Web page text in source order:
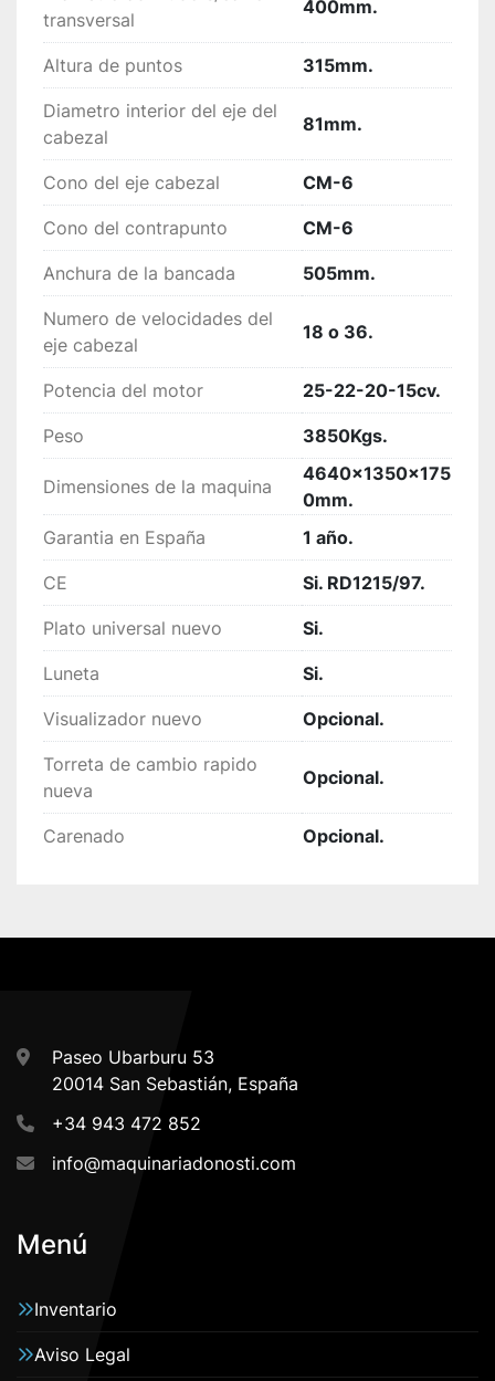
transversal
400mm.
Altura de puntos 315mm.
Diametro interior del eje del
cabezal
81mm.
Cono del eje cabezal CM-6
Cono del contrapunto CM-6
Anchura de la bancada 505mm.
Numero de velocidades del
eje cabezal
18 o 36.
Potencia del motor 25-22-20-15cv.
Peso 3850Kgs.
Dimensiones de la maquina
4640x1350x175
0mm.
Garantia en España
1 año.
CE Si. RD1215/97.
Plato universal nuevo Si.
Luneta Si.
Visualizador nuevo Opcional.
Torreta de cambio rapido
nueva
Opcional.
Carenado Opcional.
Paseo Ubarburu 53
20014 San Sebastián, España
+34 943 472 852
info@maquinariadonosti.com
Menú
Inventario
Aviso Legal